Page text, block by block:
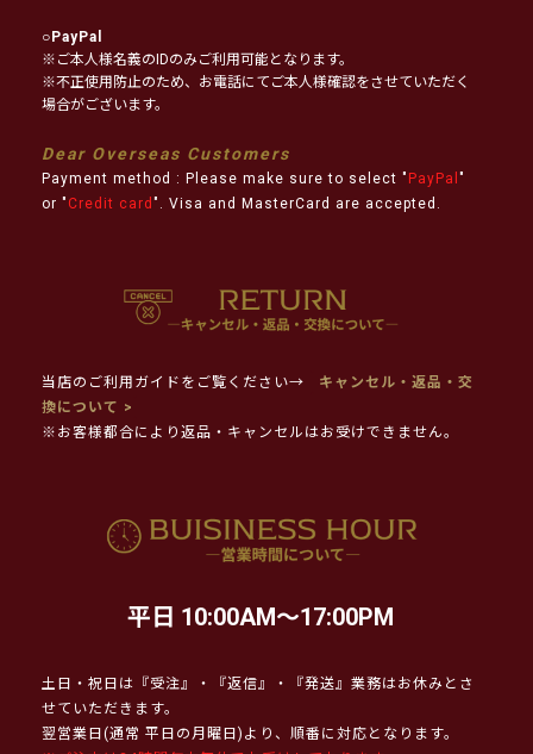
○PayPal
※ご本人様名義のIDのみご利用可能となります。
※不正使用防止のため、お電話にてご本人様確認をさせていただく
場合がございます。
Dear Overseas Customers
Payment method : Please make sure to select " PayPal "
or " Credit card ". Visa and MasterCard are accepted.
当店のご利用ガイドをご覧ください→
キャンセル・返品・交
換について >
※お客様都合により返品・キャンセルはお受けできません。
平日 10:00AM～17:00PM
土日・祝日は『受注』・『返信』・『発送』業務はお休みとさ
せていただきます。
翌営業日(通常 平日の月曜日)より、順番に対応となります。